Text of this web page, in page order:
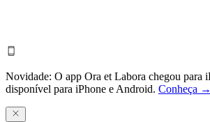
Novidade: O app Ora et Labora chegou para
disponível para iPhone e Android. Conheça →